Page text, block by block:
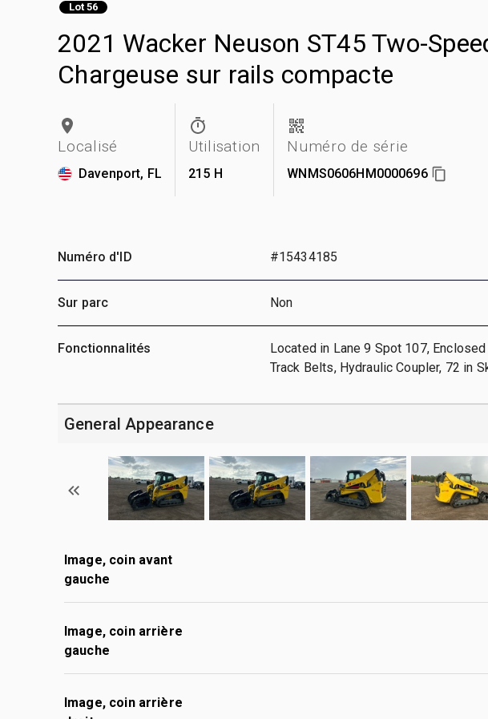
Lot 56
2021 Wacker Neuson ST45 Two-
Chargeuse sur rails compacte
Localisé
Davenport, FL
Utilisation
215 H
Numéro de série
WNMS0606HM0000696
Numéro d'ID #15434185
Sur parc Non
Fonctionnalités
Located in Lane 9 Spot 107,
Track Belts, Hydraulic Coupler, 72 in
General Appearance
Image, coin avant
gauche
Image, coin arrière
gauche
Image, coin arrière